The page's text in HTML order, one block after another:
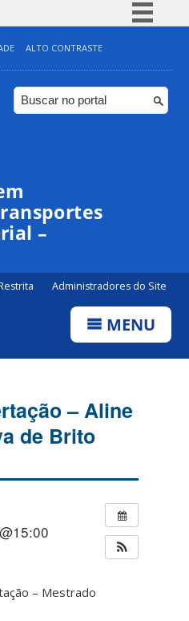
Simplifique!
Comunica BR
Participe
ALTO CONTRASTE
–
Administradores do Site
MENU
– Aline
de Brito
– Mestrado